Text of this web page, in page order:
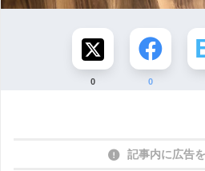
0 0
記事内に広告